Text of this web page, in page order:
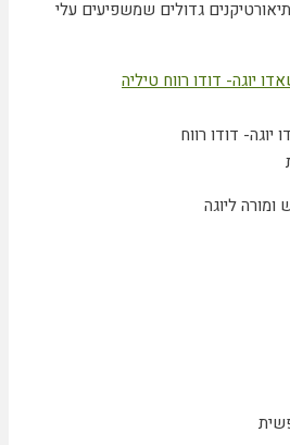
גדולים שמשפיעים עלי
יוגה- דודו רווח
ליוגה